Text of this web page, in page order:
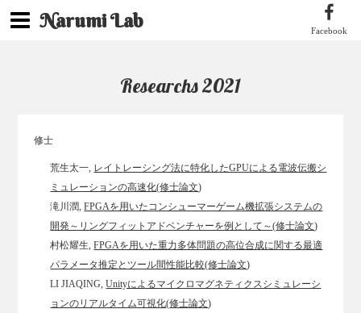
Narumi Lab Facebook
Researchs 2021
修士
荒生太一, レイトレーシング法に特化したGPUによる電波伝搬シ
ミュレーションの高速化(修士論文)
滝川潤,FPGAを用いたコンシューマーゲーム機拡張システムの
開発～リングフィットアドベンチャーを例として～(修士論文)
村松耀生,FPGAを用いた重力多体問題の高位合成に関する最適
パラメータ推定とツール間性能比較(修士論文)
LI JIAQING,Unityによるマイクロマグネティクスシミュレーシ
ョンのリアルタイム可視化(修士論文)